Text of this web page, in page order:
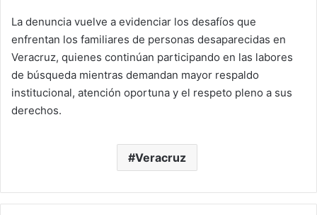
La denuncia vuelve a evidenciar los desafíos que
enfrentan los familiares de personas desaparecidas en
Veracruz, quienes continúan participando en las labores
de búsqueda mientras demandan mayor respaldo
institucional, atención oportuna y el respeto pleno a sus
derechos.
Veracruz